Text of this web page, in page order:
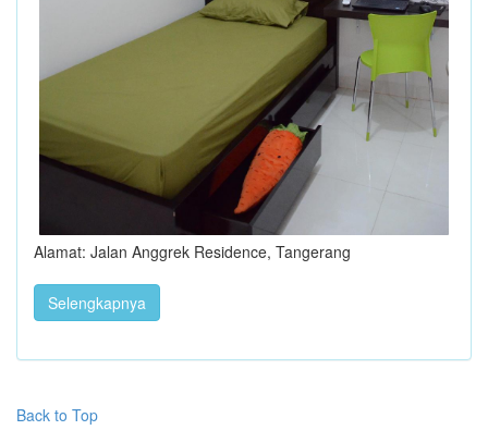
Alamat: Jalan Anggrek Residence, Tangerang
Selengkapnya
Back to Top